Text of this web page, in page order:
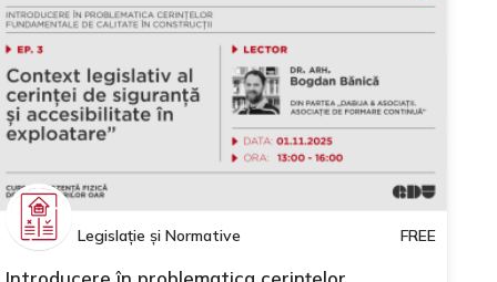
Legislație și Normative FREE